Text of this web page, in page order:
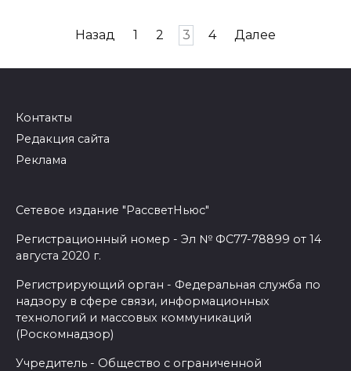
Навигация
записям
Назад 1 2 3 4 Далее
Контакты
Редакция сайта
Реклама
Сетевое издание "РассветНьюс"
Регистрационный номер - Эл № ФС77-78899 от 14
августа 2020 г.
Регистрирующий орган - Федеральная служба по
надзору в сфере связи, информационных
технологий и массовых коммуникаций
(Роскомнадзор)
Учредитель - Общество с ограниченной